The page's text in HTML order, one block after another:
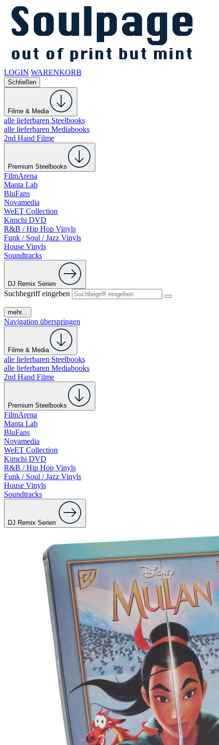
LOGIN WARENKORB
Schließen
Filme & Media
alle lieferbaren Steelbooks
alle lieferbaren Mediabooks
2nd Hand Filme
Premium Steelbooks
FilmArena
Manta Lab
BluFans
Novamedia
WeET Collection
Kimchi DVD
R&B / Hip Hop Vinyls
Funk / Soul / Jazz Vinyls
House Vinyls
Soundtracks
DJ Remix Serien
Suchbegriff eingeben
mehr...
Navigation überspringen
Filme & Media
alle lieferbaren Steelbooks
alle lieferbaren Mediabooks
2nd Hand Filme
Premium Steelbooks
FilmArena
Manta Lab
BluFans
Novamedia
WeET Collection
Kimchi DVD
R&B / Hip Hop Vinyls
Funk / Soul / Jazz Vinyls
House Vinyls
Soundtracks
DJ Remix Serien